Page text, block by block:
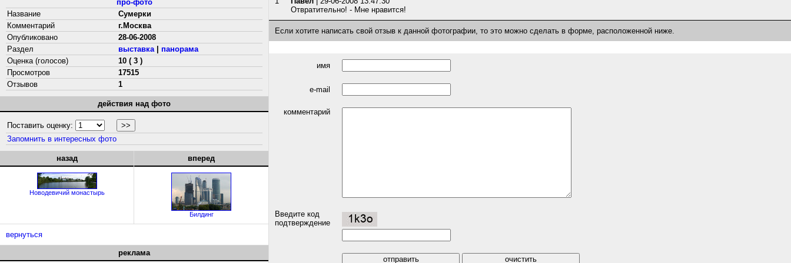
про-фото
Название
Сумерки
Комментарий
г.Москва
Опубликовано
28-06-2008
Раздел
выставка| панорама
Оценка (голосов)
10 ( 3 )
Просмотров
17515
Отзывов
1
действия над фото
Поставить оценку:
Запомнить в интересных фото
назад
Новодевичий монастырь
вперед
Билдинг
вернуться
реклама
Отвратительно! - Мне нравится!
Если хотите написать свой отзыв к данной фотографии, то это можно сделать в форме, расположенной ниже.
имя
e-mail
комментарий
Введите код
подтверждение